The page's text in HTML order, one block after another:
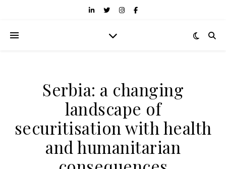
Serbia: a changing
landscape of
securitisation with health
and humanitarian